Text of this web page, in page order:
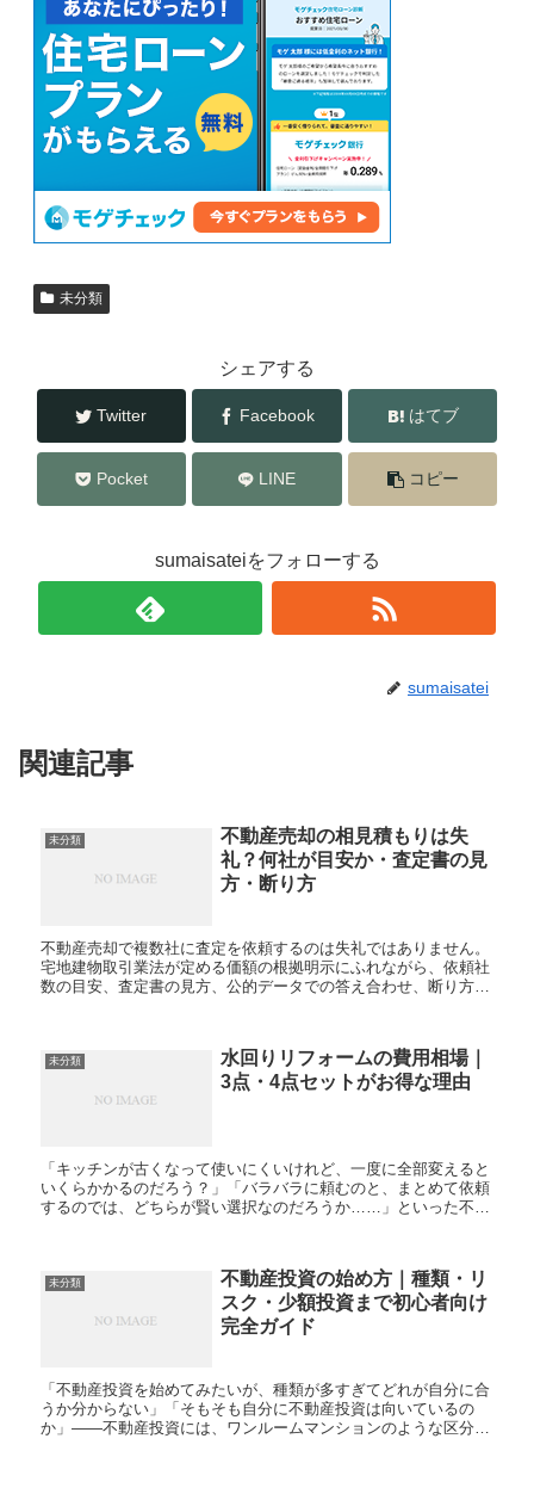
b
o
o
k
未分類
シェアする
Twitter Facebook はてブ
Pocket LINE コピー
sumaisateiをフォローする
sumaisatei
関連記事
未分類
不動産売却の相見積もりは失
礼？何社が目安か・査定書の見
方・断り方
不動産売却で複数社に査定を依頼するのは失礼ではありません。
宅地建物取引業法が定める価額の根拠明示にふれながら、依頼社
数の目安、査定書の見方、公的データでの答え合わせ、断り方の
未分類
水回りリフォームの費用相場｜
3点・4点セットがお得な理由
「キッチンが古くなって使いにくいけれど、一度に全部変えると
いくらかかるのだろう？」「バラバラに頼むのと、まとめて依頼
するのでは、どちらが賢い選択なのだろうか……」といった不安
未分類
不動産投資の始め方｜種類・リ
スク・少額投資まで初心者向け
完全ガイド
「不動産投資を始めてみたいが、種類が多すぎてどれが自分に合
うか分からない」「そもそも自分に不動産投資は向いているの
か」——不動産投資には、ワンルームマンションのような区分投